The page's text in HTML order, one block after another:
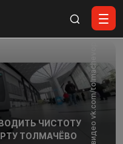
Скриншот: видео vk.com/tolmachevoport
ЧИСТОТУ
ТОЛМАЧЁВО